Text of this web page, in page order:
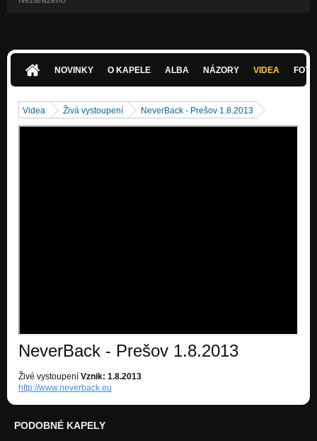
NOVINKY O KAPELE ALBA NÁZORY VIDEA
Videa Živá vystoupení NeverBack - Prešov 1.8.2013
NeverBack - Prešov 1.8.2013
Živé vystoupení Vznik: 1.8.2013
http://www.neverback.eu
PODOBNÉ KAPELY